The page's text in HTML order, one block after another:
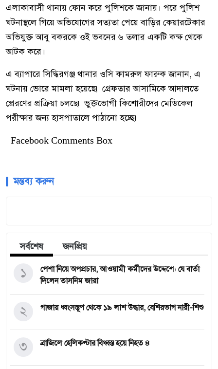
এলাকাবাসী থানায় ফোন করে পুলিশকে জানায়। পরে পুলিশ
ঘটনাস্থলে গিয়ে অভিযোগের সত্যতা পেয়ে বাড়ির কেয়ারটেকার
অভিযুক্ত আবু বকরকে ওই ভবনের ৬ তলার একটি কক্ষ থেকে
আটক করে।
এ ব্যাপারে সিদ্ধিরগঞ্জ থানার ওসি কামরুল ফারুক জানান, এ
ঘটনায় ভোরে মামলা হয়েছে৷ গ্রেফতার আসামিকে আদালতে
প্রেরণের প্রক্রিয়া চলছে৷ ভুক্তভোগী কিশোরীদের মেডিকেল
পরীক্ষার জন্য হাসপাতালে পাঠানো হচ্ছে৷
Facebook Comments Box
মন্তব্য করুন
সর্বশেষ জনপ্রিয়
পেশা নিয়ে অপপ্রচার, আওয়ামী কর্মীদের উদ্দেশ্যে যে বার্তা
দিলেন তাসনিম জারা
১
গাজায় ধ্বংসস্তূপ থেকে ১৯ লাশ উদ্ধার, বেশিরভাগ নারী-শিশু
২
ব্রাজিলে হেলিকপ্টার বিধ্বস্ত হয়ে নিহত ৪
৩